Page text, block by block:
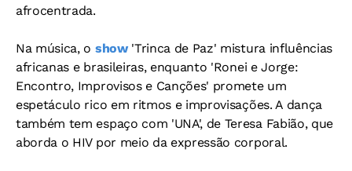
afrocentrada.
Na música, o show'Trinca de Paz' mistura influências
africanas e brasileiras, enquanto 'Ronei e Jorge:
Encontro, Improvisos e Canções' promete um
espetáculo rico em ritmos e improvisações. A dança
também tem espaço com 'UNA', de Teresa Fabião, que
aborda o HIV por meio da expressão corporal.